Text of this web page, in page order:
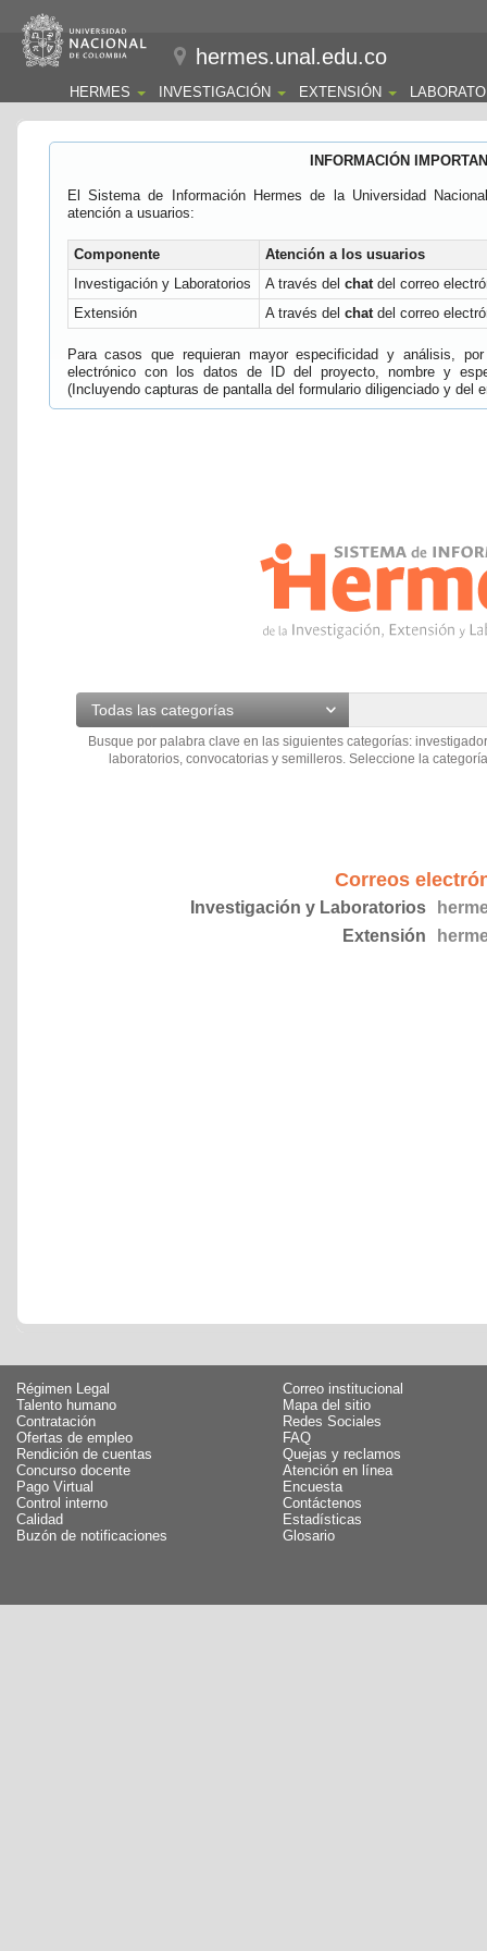
hermes.unal.edu.co
HERMES INVESTIGACIÓN EXTENSIÓN
INFORMACIÓN
El Sistema de Información Hermes de la Universidad
atención a usuarios:
Componente
Atención a los usuarios
Investigación y Laboratorios
A través del chatdel correo
Extensión
A través del chatdel correo
Para casos que requieran mayor especificidad y análisis,
electrónico con los datos de ID del proyecto, nombre y
(Incluyendo capturas de pantalla del formulario diligenciado y del
Todas las categorías
Busque por palabra clave en las siguientes categorías:
laboratorios, convocatorias y semilleros. Seleccione la
Correos
Investigación y Laboratorios
Extensión
Régimen Legal
Talento humano
Contratación
Ofertas de empleo
Rendición de cuentas
Concurso docente
Pago Virtual
Control interno
Calidad
Buzón de notificaciones
Correo institucional
Mapa del sitio
Redes Sociales
FAQ
Quejas y reclamos
Atención en línea
Encuesta
Contáctenos
Estadísticas
Glosario